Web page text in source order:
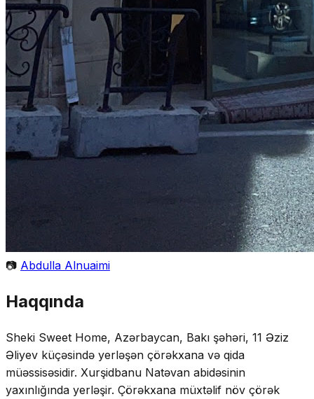
📷 Abdulla Alnuaimi
Haqqında
Sheki Sweet Home, Azərbaycan, Bakı şəhəri, 11 Əziz
Əliyev küçəsində yerləşən çörəkxana və qida
müəssisəsidir. Xurşidbanu Natəvan abidəsinin
yaxınlığında yerləşir. Çörəkxana müxtəlif növ çörək